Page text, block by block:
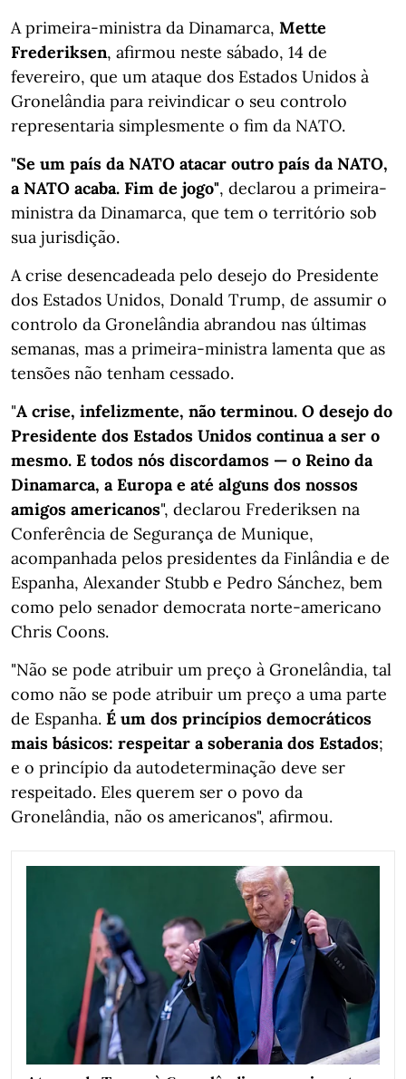
A primeira-ministra da Dinamarca, Mette
Frederiksen, afirmou neste sábado, 14 de
fevereiro, que um ataque dos Estados Unidos à
Gronelândia para reivindicar o seu controlo
representaria simplesmente o fim da NATO.
"Se um país da NATO atacar outro país da NATO,
a NATO acaba. Fim de jogo", declarou a primeira-
ministra da Dinamarca, que tem o território sob
sua jurisdição.
A crise desencadeada pelo desejo do Presidente
dos Estados Unidos, Donald Trump, de assumir o
controlo da Gronelândia abrandou nas últimas
semanas, mas a primeira-ministra lamenta que as
tensões não tenham cessado.
"A crise, infelizmente, não terminou. O desejo do
Presidente dos Estados Unidos continua a ser o
mesmo. E todos nós discordamos — o Reino da
Dinamarca, a Europa e até alguns dos nossos
amigos americanos", declarou Frederiksen na
Conferência de Segurança de Munique,
acompanhada pelos presidentes da Finlândia e de
Espanha, Alexander Stubb e Pedro Sánchez, bem
como pelo senador democrata norte-americano
Chris Coons.
"Não se pode atribuir um preço à Gronelândia, tal
como não se pode atribuir um preço a uma parte
de Espanha. É um dos princípios democráticos
mais básicos: respeitar a soberania dos Estados;
e o princípio da autodeterminação deve ser
respeitado. Eles querem ser o povo da
Gronelândia, não os americanos", afirmou.